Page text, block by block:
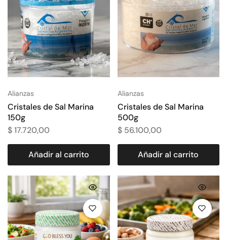
Alianzas
Cristales de Sal Marina
150g
$17.720,00
Añadir al carrito
Alianzas
Cristales de Sal Marina
500g
$56.100,00
Añadir al carrito